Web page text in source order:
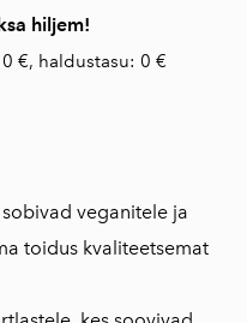
hiljem!
€, haldustasu: 0 €
veganitele ja
toidus kvaliteetsemat